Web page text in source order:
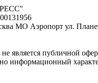
МО Аэропорт ул.
является публичной
информационный